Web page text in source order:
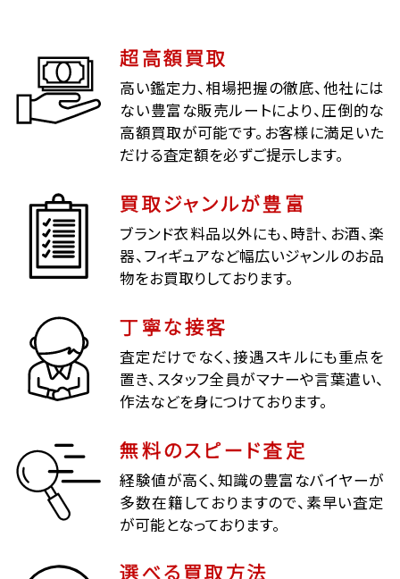
超高額買取
高い鑑定力、相場把握の徹底、他社には
ない豊富な販売ルートにより、圧倒的な
高額買取が可能です。お客様に満足いた
だける査定額を必ずご提示します。
買取ジャンルが豊富
ブランド衣料品以外にも、時計、お酒、楽
器、フィギュアなど幅広いジャンルのお品
物をお買取りしております。
丁寧な接客
査定だけでなく、接遇スキルにも重点を
置き、スタッフ全員がマナーや言葉遣い、
作法などを身につけております。
無料のスピード査定
経験値が高く、知識の豊富なバイヤーが
多数在籍しておりますので、素早い査定
が可能となっております。
選べる買取方法